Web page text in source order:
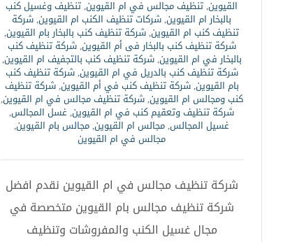
القيوين,تنظيف مجالس في ام القيوين,تنظيف وغسيل كنب
بالبخار ام القيوين,شركات تنظيف الكنب ام القيوين,شركة
تنظيف كنب ام القيوين,شركة تنظيف كنب بالبخار بام القيوين,
شركة تنظيف كنب بالبخار فى أم القيوين,شركة تنظيف كنب
بالبخار في ام القيوين,شركة تنظيف كنب بالتجفيف ام القيوين,
شركة تنظيف كنب بالدريل في ام القيوين,شركة تنظيف كنب
بام القيوين,شركة تنظيف كنب في أم القيوين,شركة تنظيف
كنب ومجالس ام القيوين,شركة تنظيف مجالس في ام القيوين,
شركة تنظيف وتعقيم كنب في ام القيوين,غسل المجالس,
غسيل المجالس,مجالس ام القيوين,مجالس بام القيوين,
مجالس في ام القيوين
شركة تنظيف مجالس في ام القيوين نقدم افضل
شركة تنظيف مجالس بام القيوين متخصصة في
مجال غسيل الكنب والمفروشات وتنظيف